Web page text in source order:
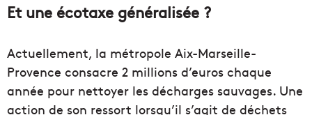
Et une écotaxe généralisée ?
Actuellement, la métropole Aix-Marseille-
Provence consacre 2 millions d’euros chaque
année pour nettoyer les décharges sauvages. Une
action de son ressort lorsqu’il s’agit de déchets